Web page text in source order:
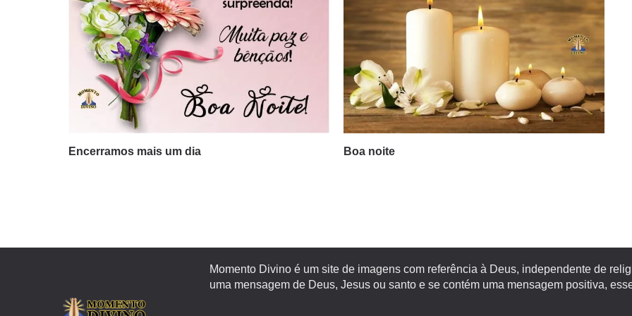
Encerramos mais um dia Boa noite
Momento Divino é um site de imagens com referência à Deus, independente de
uma mensagem de Deus, Jesus ou santo e se contém uma mensagem positiva,